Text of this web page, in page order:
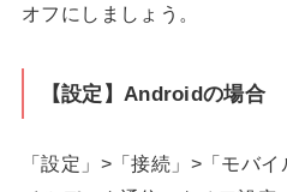
オフにしましょう。
【設定】Androidの場合
「設定」>「接続」>「モバ